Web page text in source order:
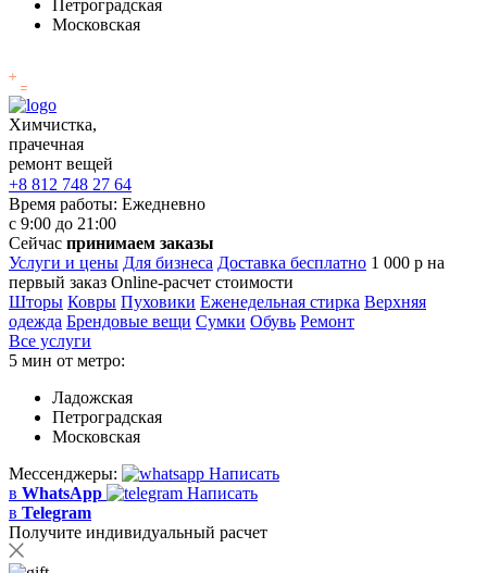
Петроградская
Московская
Химчистка,
прачечная
ремонт вещей
+8 812 748 27 64
Время работы: Ежедневно
с 9:00 до 21:00
Сейчас принимаем заказы
Услуги и цены Для бизнеса Доставка бесплатно 1 000 р на
первый заказ Online-расчет стоимости
Шторы Ковры Пуховики Еженедельная стирка Верхняя
одежда Брендовые вещи Сумки Обувь Ремонт
Все услуги
5 мин от метро:
Ладожская
Петроградская
Московская
Мессенджеры:
Написать
в WhatsApp
Написать
в Telegram
Получите индивидуальный расчет